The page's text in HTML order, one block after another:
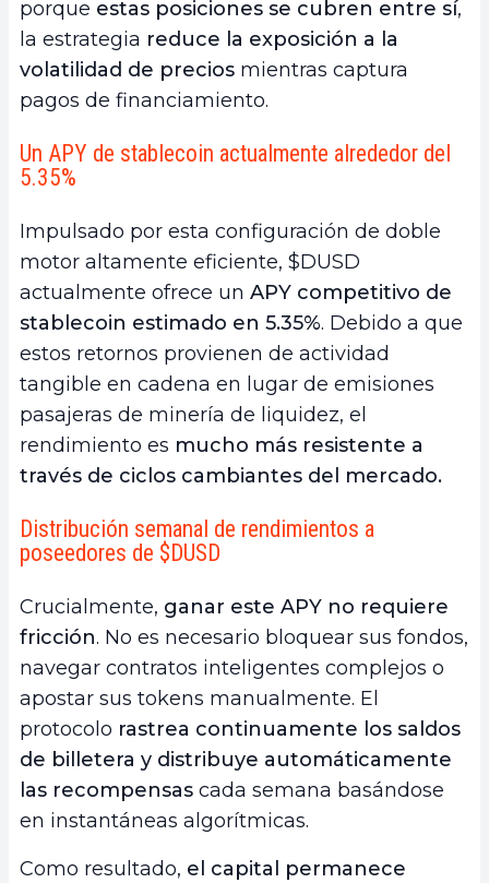
porque estas posiciones se cubren entre sí,
la estrategia reduce la exposición a la
volatilidad de precios mientras captura
pagos de financiamiento.
Un APY de stablecoin actualmente alrededor del
5.35%
Impulsado por esta configuración de doble
motor altamente eficiente, $DUSD
actualmente ofrece un APY competitivo de
stablecoin estimado en 5.35%. Debido a que
estos retornos provienen de actividad
tangible en cadena en lugar de emisiones
pasajeras de minería de liquidez, el
rendimiento es mucho más resistente a
través de ciclos cambiantes del mercado.
Distribución semanal de rendimientos a
poseedores de $DUSD
Crucialmente, ganar este APY no requiere
fricción. No es necesario bloquear sus fondos,
navegar contratos inteligentes complejos o
apostar sus tokens manualmente. El
protocolo rastrea continuamente los saldos
de billetera y distribuye automáticamente
las recompensas cada semana basándose
en instantáneas algorítmicas.
Como resultado, el capital permanece